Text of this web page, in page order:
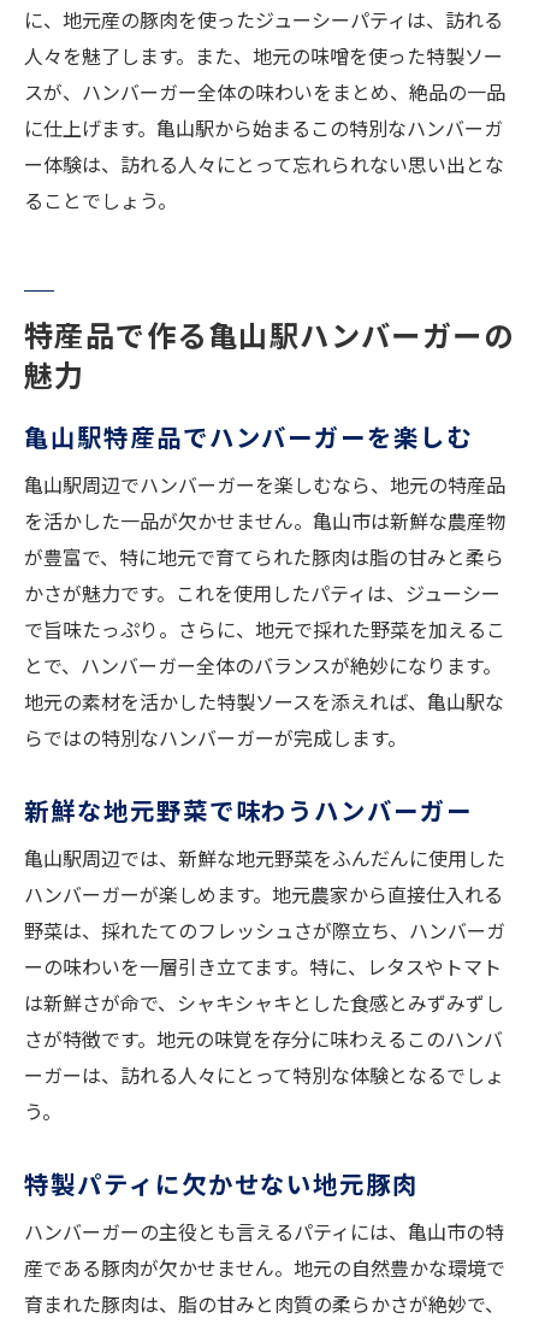
に、地元産の豚肉を使ったジューシーパティは、訪れる
人々を魅了します。また、地元の味噌を使った特製ソー
スが、ハンバーガー全体の味わいをまとめ、絶品の一品
に仕上げます。亀山駅から始まるこの特別なハンバーガ
ー体験は、訪れる人々にとって忘れられない思い出とな
ることでしょう。
特産品で作る亀山駅ハンバーガーの
魅力
亀山駅特産品でハンバーガーを楽しむ
亀山駅周辺でハンバーガーを楽しむなら、地元の特産品
を活かした一品が欠かせません。亀山市は新鮮な農産物
が豊富で、特に地元で育てられた豚肉は脂の甘みと柔ら
かさが魅力です。これを使用したパティは、ジューシー
で旨味たっぷり。さらに、地元で採れた野菜を加えるこ
とで、ハンバーガー全体のバランスが絶妙になります。
地元の素材を活かした特製ソースを添えれば、亀山駅な
らではの特別なハンバーガーが完成します。
新鮮な地元野菜で味わうハンバーガー
亀山駅周辺では、新鮮な地元野菜をふんだんに使用した
ハンバーガーが楽しめます。地元農家から直接仕入れる
野菜は、採れたてのフレッシュさが際立ち、ハンバーガ
ーの味わいを一層引き立てます。特に、レタスやトマト
は新鮮さが命で、シャキシャキとした食感とみずみずし
さが特徴です。地元の味覚を存分に味わえるこのハンバ
ーガーは、訪れる人々にとって特別な体験となるでしょ
う。
特製パティに欠かせない地元豚肉
ハンバーガーの主役とも言えるパティには、亀山市の特
産である豚肉が欠かせません。地元の自然豊かな環境で
育まれた豚肉は、脂の甘みと肉質の柔らかさが絶妙で、